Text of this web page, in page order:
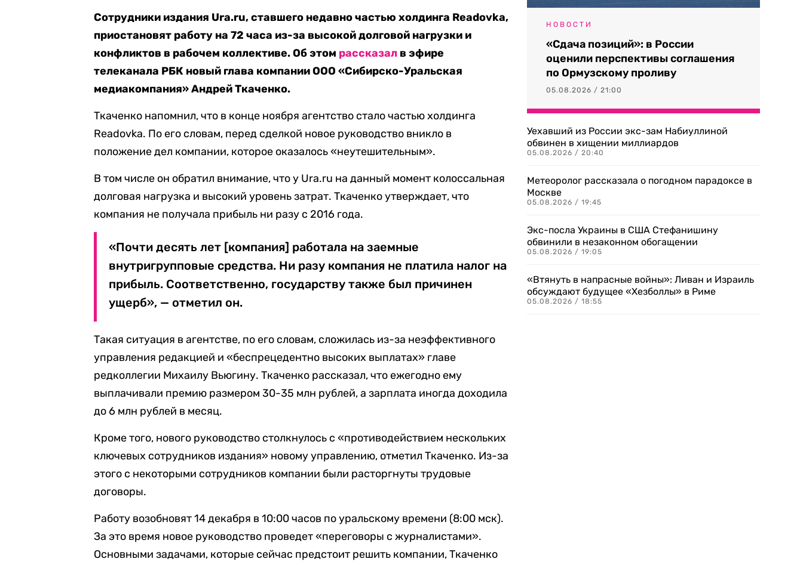
Сотрудники издания Ura.ru, ставшего недавно частью холдинга Readovka,
приостановят работу на 72 часа из-за высокой долговой нагрузки и
конфликтов в рабочем коллективе. Об этом рассказал в эфире
телеканала РБК новый глава компании ООО «Сибирско-Уральская
медиакомпания» Андрей Ткаченко.
Ткаченко напомнил, что в конце ноября агентство стало частью холдинга
Readovka. По его словам, перед сделкой новое руководство вникло в
положение дел компании, которое оказалось «неутешительным».
В том числе он обратил внимание, что у Ura.ru на данный момент колоссальная
долговая нагрузка и высокий уровень затрат. Ткаченко утверждает, что
компания не получала прибыль ни разу с 2016 года.
«Почти десять лет [компания] работала на заемные
внутригрупповые средства. Ни разу компания не платила налог на
прибыль. Соответственно, государству также был причинен
ущерб», — отметил он.
Такая ситуация в агентстве, по его словам, сложилась из-за неэффективного
управления редакцией и «беспрецедентно высоких выплатах» главе
редколлегии Михаилу Вьюгину. Ткаченко рассказал, что ежегодно ему
выплачивали премию размером 30-35 млн рублей, а зарплата иногда доходила
до 6 млн рублей в месяц.
Кроме того, нового руководство столкнулось с «противодействием нескольких
ключевых сотрудников издания» новому управлению, отметил Ткаченко. Из-за
этого с некоторыми сотрудников компании были расторгнуты трудовые
договоры.
Работу возобновят 14 декабря в 10:00 часов по уральскому времени (8:00 мск).
За это время новое руководство проведет «переговоры с журналистами».
Основными задачами, которые сейчас предстоит решить компании, Ткаченко
НОВОСТИ
«Сдача позиций»: в России
оценили перспективы соглашения
по Ормузскому проливу
05.08.2026 / 21:00
Уехавший из России экс-зам Набиуллиной
обвинен в хищении миллиардов
05.08.2026 / 20:40
Метеоролог рассказала о погодном парадоксе в
Москве
05.08.2026 / 19:45
Экс-посла Украины в США Стефанишину
обвинили в незаконном обогащении
05.08.2026 / 19:05
«Втянуть в напрасные войны»: Ливан и Израиль
обсуждают будущее «Хезболлы» в Риме
05.08.2026 / 18:55